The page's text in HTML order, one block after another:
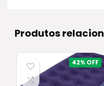
Produtos
42%